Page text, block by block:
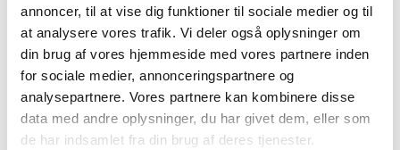
annoncer, til at vise dig funktioner til sociale medier og til
at analysere vores trafik. Vi deler også oplysninger om
din brug af vores hjemmeside med vores partnere inden
for sociale medier, annonceringspartnere og
analysepartnere. Vores partnere kan kombinere disse
data med andre oplysninger, du har givet dem, eller som
de har indsamlet fra din brug af deres tjenester.